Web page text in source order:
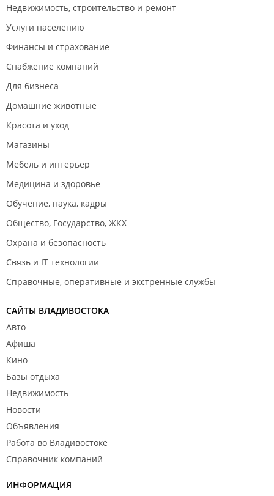
Недвижимость, строительство и ремонт
Услуги населению
Финансы и страхование
Снабжение компаний
Для бизнеса
Домашние животные
Красота и уход
Магазины
Мебель и интерьер
Медицина и здоровье
Обучение, наука, кадры
Общество, Государство, ЖКХ
Охрана и безопасность
Связь и IT технологии
Справочные, оперативные и экстренные службы
САЙТЫ ВЛАДИВОСТОКА
Авто
Афиша
Кино
Базы отдыха
Недвижимость
Новости
Объявления
Работа во Владивостоке
Справочник компаний
ИНФОРМАЦИЯ